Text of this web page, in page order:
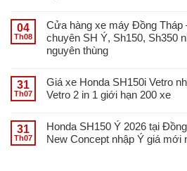
04
Th08
Cửa hàng xe máy Đồng Tháp
chuyên SH Ý, Sh150, Sh350
nguyên thùng
31
Th07
Giá xe Honda SH150i Vetro
Vetro 2 in 1 giới hạn 200 xe
31
Th07
Honda SH150 Ý 2026 tại
New Concept nhập Ý giá mới